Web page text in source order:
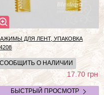
ДЛЯ ЛЕНТ, УПАКОВКА
СООБЩИТЬ О НАЛИЧИИ
17.70грн
БЫСТРЫЙ ПРОСМОТР